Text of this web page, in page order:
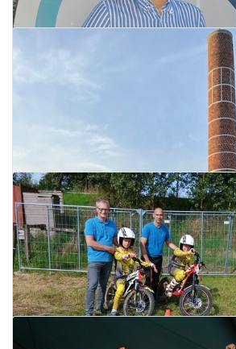
Hypotheek.winkel zoekt een
hypotheekexpert kantoor
09 september 2024